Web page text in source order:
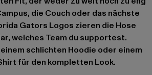
die Couch oder das nächste
Gators Logos zieren die Hose
welches Team du supportest.
schlichten Hoodie oder einem
für den kompletten Look.